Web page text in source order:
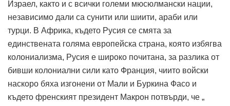
Израел, както и с всички големи мюсюлмански нации,
независимо дали са сунити или шиити, араби или
турци. В Африка, където Русия се смята за
единствената голяма европейска страна, която избягва
колониализма, Русия е широко почитана, за разлика от
бивши колониални сили като Франция, чиито войски
наскоро бяха изгонени от Мали и Буркина Фасо и
където френският президент Макрон потвърди, че „